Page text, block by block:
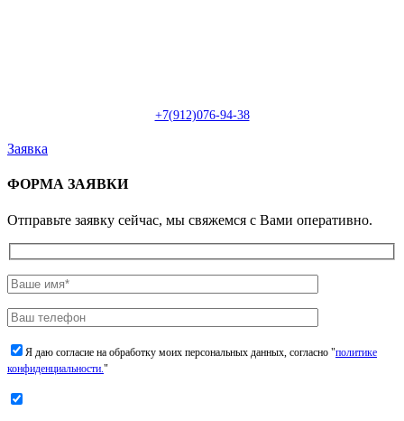
+7(912)076-94-38
Заявка
ФОРМА ЗАЯВКИ
Отправьте заявку сейчас, мы свяжемся с Вами оперативно.
Я даю согласие на обработку моих персональных данных, согласно "политике
конфиденциальности."